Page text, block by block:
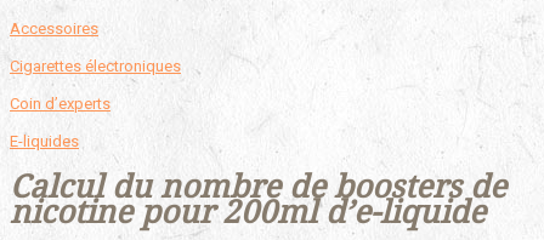
Accessoires
Cigarettes électroniques
Coin d’experts
E-liquides
Calcul du nombre de boosters de
nicotine pour 200ml d’e-liquide